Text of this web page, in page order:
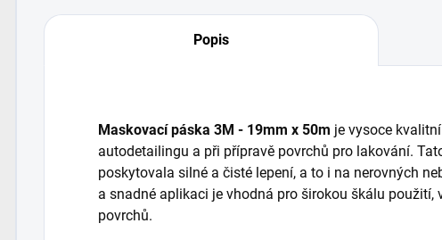
Popis
Maskovací páska 3M - 19mm x 50m je vysoce
autodetailingu a při přípravě povrchů pro lakování.
poskytovala silné a čisté lepení, a to i na nerovných
a snadné aplikaci je vhodná pro širokou škálu použití,
povrchů.